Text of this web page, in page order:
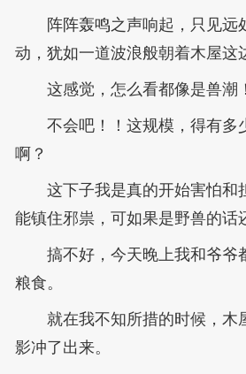
阵阵轰鸣之声响起，只见远
动，犹如一道波浪般朝着木屋这
这感觉，怎么看都像是兽潮！
不会吧！！这规模，得有多
啊？
这下子我是真的开始害怕和
能镇住邪祟，可如果是野兽的话
搞不好，今天晚上我和爷爷
粮食。
就在我不知所措的时候，木
影冲了出来。